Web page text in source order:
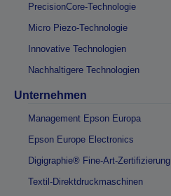
PrecisionCore-Technologie
Micro Piezo-Technologie
Innovative Technologien
Nachhaltigere Technologien
Unternehmen
Management Epson Europa
Epson Europe Electronics
Digigraphie® Fine-Art-Zertifizierung
Textil-Direktdruckmaschinen